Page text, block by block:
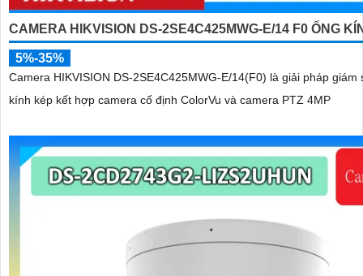
CAMERA HIKVISION DS-2SE4C425MWG-E/14 F0 ỐNG
5%-35%
Camera HIKVISION DS-2SE4C425MWG-E/14(F0) là giải pháp giám
kính kép kết hợp camera cố định ColorVu và camera PTZ 4MP